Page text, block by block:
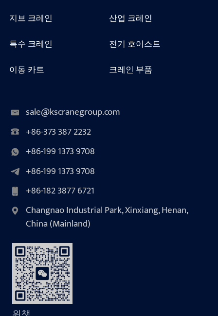
지브 크레인
산업 크레인
특수 크레인
전기 호이스트
이동 카트
크레인 부품
sale@kscranegroup.com
+86-373 387 2232
+86-199 1373 9708
+86-199 1373 9708
+86-182 3877 6721
Changnao Industrial Park, Xinxiang, Henan,
China (Mainland)